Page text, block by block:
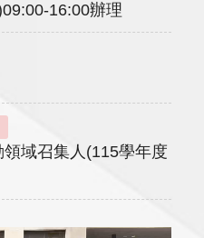
16:00辦理
域召集人(115學年度